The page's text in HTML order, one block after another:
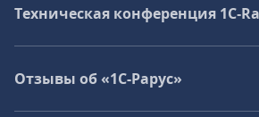
Техническая конференция
Отзывы об «1С-Рарус»